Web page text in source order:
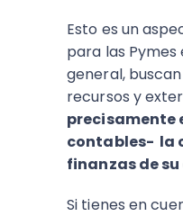
Esto es un
para las Pymes
general,
recursos y
precisamente
contables- la
finanzas de
Si tienes en